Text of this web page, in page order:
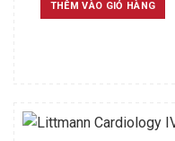
2.100.000 ₫.
THÊM VÀO GIỎ HÀNG